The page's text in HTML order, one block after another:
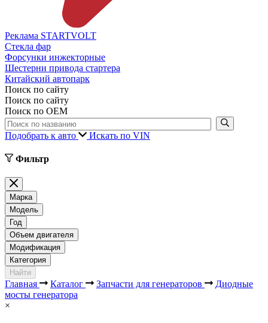
Реклама STARTVOLT
Стекла фар
Форсунки инжекторные
Шестерни привода стартера
Китайский автопарк
Поиск по сайту
Поиск по сайту
Поиск по ОЕМ
Подобрать к авто Искать по VIN
Фильтр
Марка
Модель
Год
Объем двигателя
Модификация
Категория
Найти
Главная Каталог Запчасти для генераторов
Диодные
мосты генератора
×